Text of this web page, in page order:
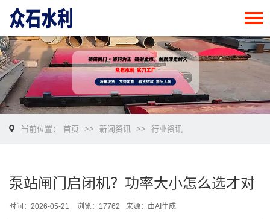
当前位置： 首页 >> 新闻资讯 >> 行业资讯
泵站闸门启闭机？功率大小怎么选才对
时间：2026-05-21 浏览：17762 来源：由AI生成